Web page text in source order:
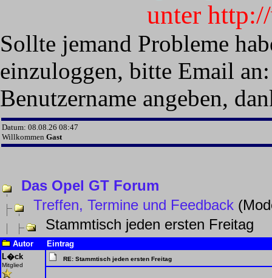
unter
Sollte jemand Probleme
einzuloggen, bitte Email
Benutzername angeben,
Datum: 08.08.26 08:47
Willkommen Gast
Das Opel GT Forum
Treffen, Termine und Feedback
Stammtisch jeden ersten Freitag
Autor
Eintrag
L�ck
Mitglied
RE: Stammtisch jeden ersten Freitag